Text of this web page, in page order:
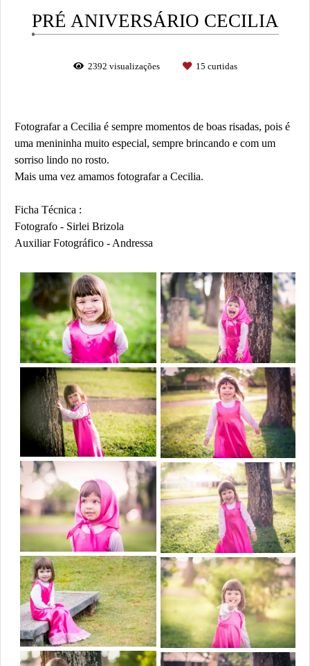
PRÉ ANIVERSÁRIO CECILIA
2392 visualizações 15 curtidas
Fotografar a Cecilia é sempre momentos de boas risadas, pois é
uma menininha muito especial, sempre brincando e com um
sorriso lindo no rosto.
Mais uma vez amamos fotografar a Cecilia.
Ficha Técnica :
Fotografo - Sirlei Brizola
Auxiliar Fotográfico - Andressa